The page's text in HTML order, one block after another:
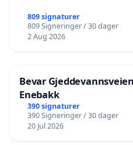
809 signaturer
809 Signeringer / 30 dager
2 Aug 2026
Bevar
Enebakk
390 signaturer
390 Signeringer / 30 dager
20 Jul 2026